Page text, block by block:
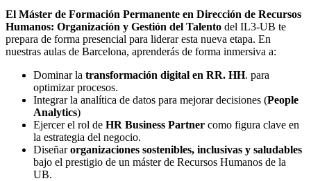
El Máster de Formación Permanente en Dirección de Recursos
Humanos: Organización y Gestión del Talento del IL3-UB te
prepara de forma presencial para liderar esta nueva etapa. En
nuestras aulas de Barcelona, aprenderás de forma inmersiva a:
Dominar la transformación digital en RR. HH. para
optimizar procesos.
Integrar la analítica de datos para mejorar decisiones (People
Analytics)
Ejercer el rol de HR Business Partner como figura clave en
la estrategia del negocio.
Diseñarorganizaciones sostenibles, inclusivas y saludables
bajo el prestigio de un máster de Recursos Humanos de la
UB.